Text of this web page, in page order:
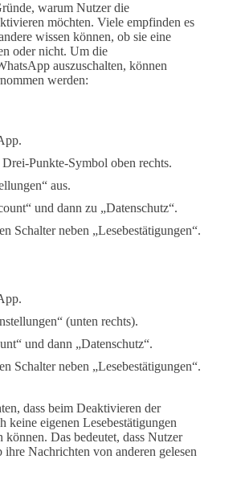
warum Nutzer die
möchten. Viele empfinden es
wissen können, ob sie eine
oder nicht. Um die
auszuschalten, können
werden:
Punkte-Symbol oben rechts.
aus.
und dann zu „Datenschutz“.
Schalter neben „Lesebestätigungen“.
(unten rechts).
und dann „Datenschutz“.
Schalter neben „Lesebestätigungen“.
dass beim Deaktivieren der
keine eigenen Lesebestätigungen
können. Das bedeutet, dass Nutzer
ihre Nachrichten von anderen gelesen